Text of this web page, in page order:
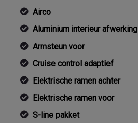
Airco
Aluminium interieur afwerking
Armsteun voor
Cruise control adaptief
Elektrische ramen achter
Elektrische ramen voor
S-line pakket